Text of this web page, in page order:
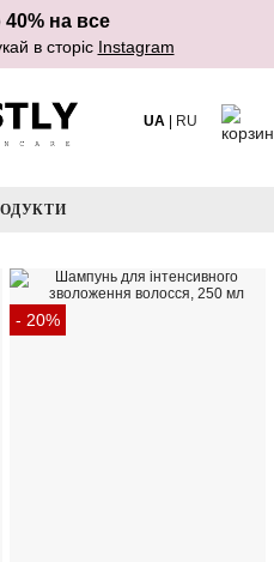
на все
в сторіс Instagram
UA RU
- 20%